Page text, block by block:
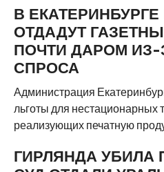
В
ОТДАДУТ
ПОЧТИ ДАРОМ ИЗ-
СПРОСА
Администрация
льготы для нестационарных
реализующих печатную
ГИРЛЯНДА УБИЛА